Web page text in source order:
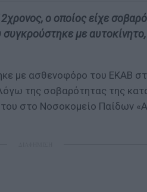
ο οποίος είχε
με
με ασθενοφόρο του ΕΚΑΒ
της σοβαρότητας της
του στο Νοσοκομείο Παίδων